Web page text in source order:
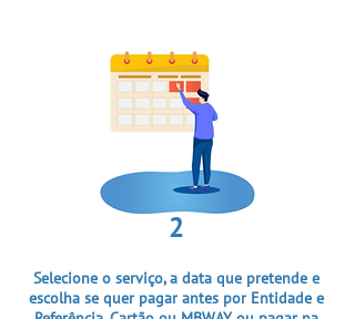
2
Selecione o serviço, a data que pretende e
escolha se quer pagar antes por Entidade e